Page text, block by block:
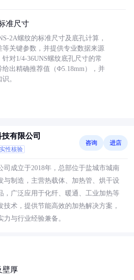
准尺寸
2A螺纹的标准尺寸及底孔计算，
关键参数，并提供专业数据来源
针对1/4-36UNS螺纹底孔尺寸的常
给出精确推荐值（Φ5.18mm），并
。
有限公司
性核验
咨询 进店
司成立于2018年，总部位于盐城市城南
与制造，主营热载体、加热管、烘干设
，广泛应用于化纤、暖通、工业加热等
术，提供节能高效的加热解决方案，
与行业经验兼备。
壁厚